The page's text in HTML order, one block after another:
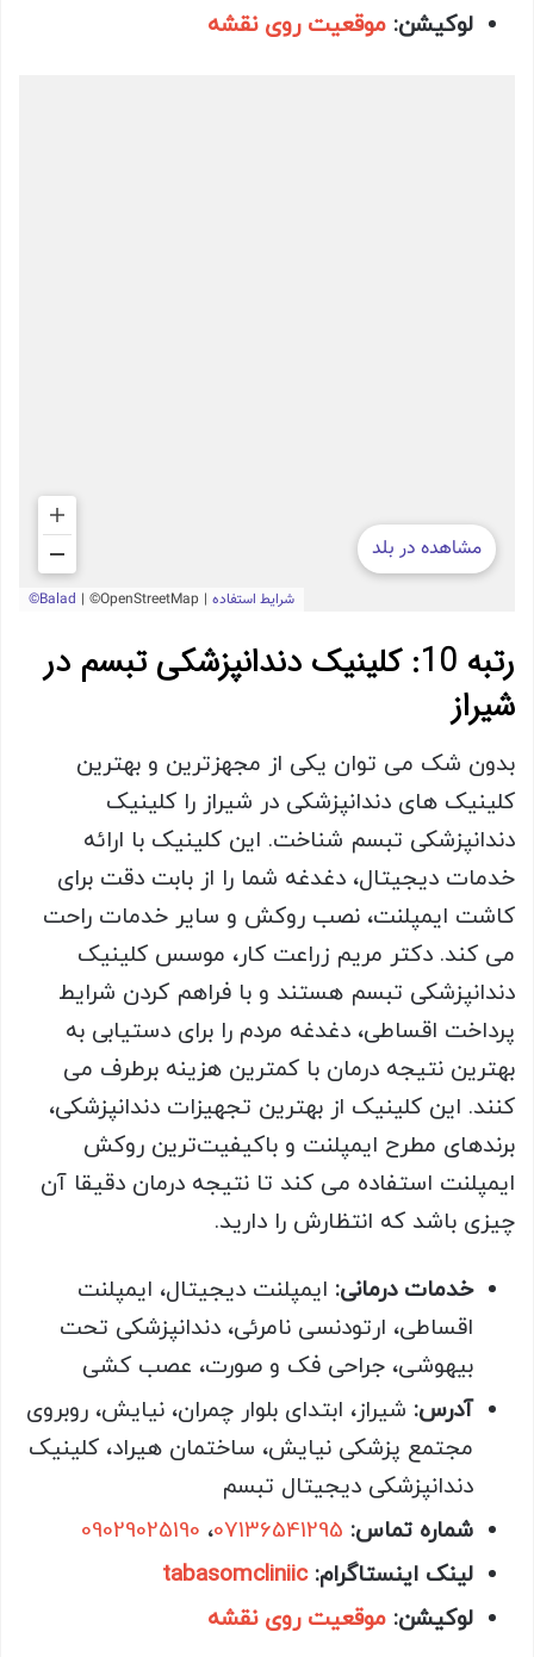
لوکیشن: موقعیت روی نقشه
رتبه 10: کلینیک دندانپزشکی تبسم در
شیراز
بدون شک می توان یکی از مجهزترین و بهترین
کلینیک های دندانپزشکی در شیراز را کلینیک
دندانپزشکی تبسم شناخت. این کلینیک با ارائه
خدمات دیجیتال، دغدغه شما را از بابت دقت برای
کاشت ایمپلنت، نصب روکش و سایر خدمات راحت
می کند. دکتر مریم زراعت کار، موسس کلینیک
دندانپزشکی تبسم هستند و با فراهم کردن شرایط
پرداخت اقساطی، دغدغه مردم را برای دستیابی به
بهترین نتیجه درمان با کمترین هزینه برطرف می
کنند. این کلینیک از بهترین تجهیزات دندانپزشکی،
برندهای مطرح ایمپلنت و باکیفیت‌ترین روکش
ایمپلنت استفاده می کند تا نتیجه درمان دقیقا آن
چیزی باشد که انتظارش را دارید.
خدمات درمانی: ایمپلنت دیجیتال، ایمپلنت
اقساطی، ارتودنسی نامرئی، دندانپزشکی تحت
بیهوشی، جراحی فک و صورت، عصب کشی
آدرس: شیراز، ابتدای بلوار چمران، نیایش، روبروی
مجتمع پزشکی نیایش، ساختمان هیراد، کلینیک
دندانپزشکی دیجیتال تبسم
شماره تماس: 07136541295، 09029025190
لینک اینستاگرام:tabasomcliniic
لوکیشن: موقعیت روی نقشه